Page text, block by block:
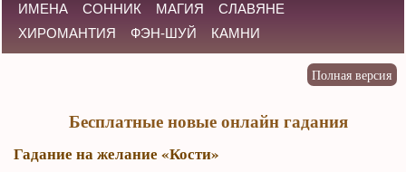
ИМЕНА
СОННИК МАГИЯ
СЛАВЯНЕ
ХИРОМАНТИЯ
ФЭН-ШУЙ КАМНИ
Бесплатные новые онлайн гадания
Гадание на желание «Кости»